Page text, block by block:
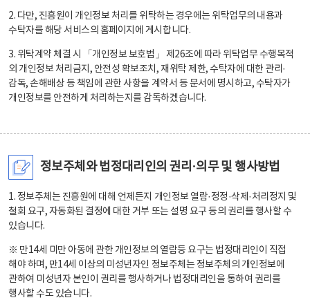
2. 다만, 진흥원이 개인정보 처리를 위탁하는 경우에는 위탁업무의 내용과
수탁자를 해당 서비스의 홈페이지에 게시합니다.
3. 위탁계약 체결 시 「개인정보 보호법」 제26조에 따라 위탁업무 수행목적
외 개인정보 처리금지, 안전성 확보조치, 재위탁 제한, 수탁자에 대한 관리·
감독, 손해배상 등 책임에 관한 사항을 계약서 등 문서에 명시하고, 수탁자가
개인정보를 안전하게 처리하는지를 감독하겠습니다.
정보주체와 법정대리인의 권리·의무 및 행사방법
1. 정보주체는 진흥원에 대해 언제든지 개인정보 열람·정정·삭제·처리정지 및
철회 요구, 자동화된 결정에 대한 거부 또는 설명 요구 등의 권리를 행사할 수
있습니다.
※ 만14세 미만 아동에 관한 개인정보의 열람등 요구는 법정대리인이 직접
해야 하며, 만14세 이상의 미성년자인 정보주체는 정보주체의 개인정보에
관하여 미성년자 본인이 권리를 행사하거나 법정대리인을 통하여 권리를
행사할 수도 있습니다.